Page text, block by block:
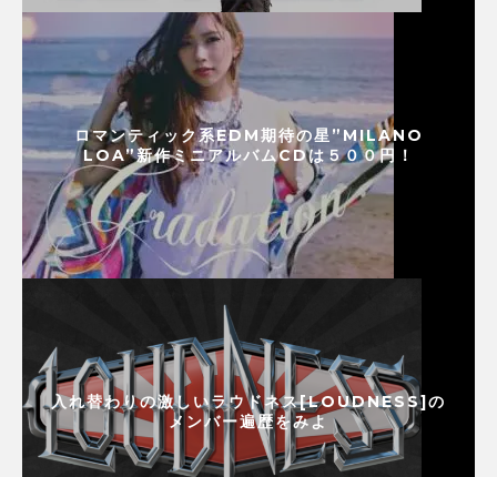
ロマンティック系EDM期待の星”MILANO
LOA”新作ミニアルバムCDは５００円！
入れ替わりの激しいラウドネス[LOUDNESS]の
メンバー遍歴をみよ